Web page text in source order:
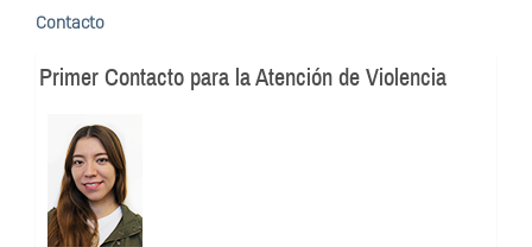
Contacto
Primer Contacto para la Atención de Violencia